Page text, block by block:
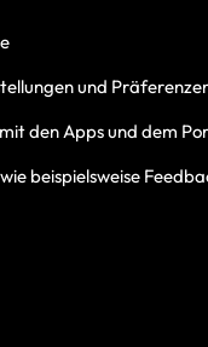
und
den Apps und dem
beispielsweise